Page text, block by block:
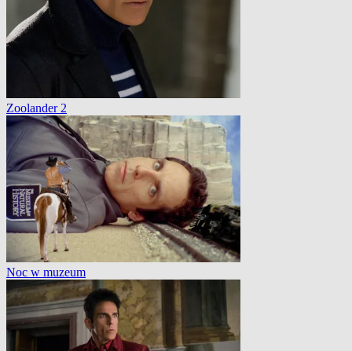
Zoolander 2
Noc w muzeum